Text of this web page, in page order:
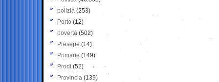
polizia (253)
Porto (12)
povertà (502)
Presepe (14)
Primarie (149)
Prodi (52)
Provincia (139)